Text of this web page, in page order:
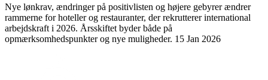
Nye lønkrav, ændringer på positivlisten og højere gebyrer ændrer
rammerne for hoteller og restauranter, der rekrutterer international
arbejdskraft i 2026. Årsskiftet byder både på
opmærksomhedspunkter og nye muligheder. 15 Jan 2026